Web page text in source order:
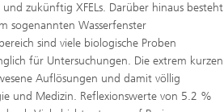
zukünftig XFELs. Darüber hinaus besteht
sogenannten Wasserfenster
sind viele biologische Proben
für Untersuchungen. Die extrem kurzen
Auflösungen und damit völlig
und Medizin. Reflexionswerte von 5.2 %